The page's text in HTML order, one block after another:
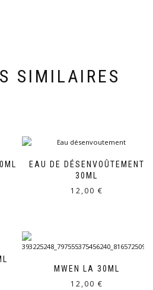
SIMILAIRES
EAU DE DÉSENVOÛTEMENT
30ML
12,00 €
MWEN LA 30ML
12,00 €